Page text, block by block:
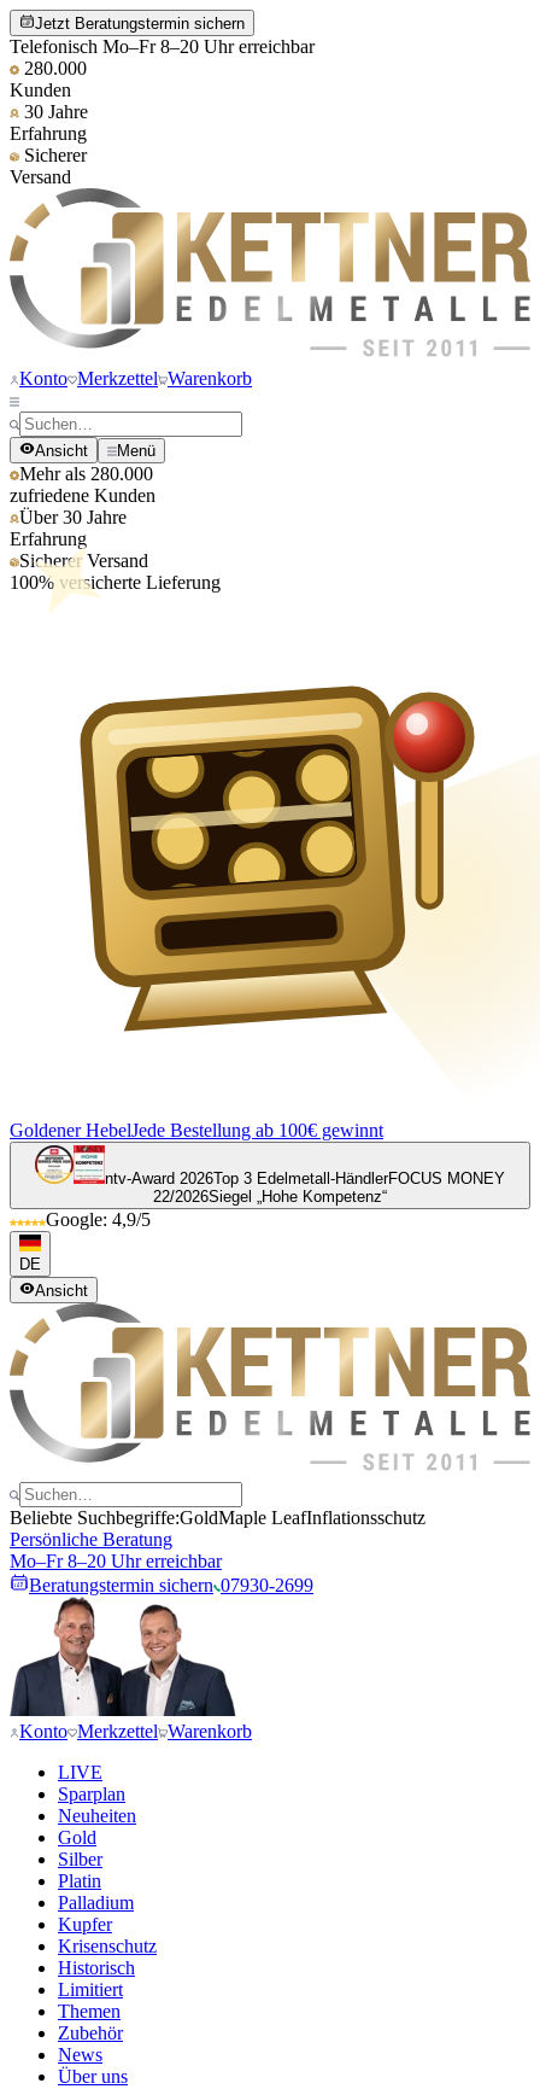
Jetzt Beratungstermin sichern
Telefonisch Mo–Fr 8–20 Uhr erreichbar
280.000
Kunden
30 Jahre
Erfahrung
Sicherer
Versand
Konto Merkzettel Warenkorb
Ansicht Menü
Mehr als 280.000
zufriedene Kunden
Über 30 Jahre
Erfahrung
Sicherer Versand
100% versicherte Lieferung
Goldener HebelJede Bestellung ab 100€ gewinnt
ntv-Award 2026Top 3 Edelmetall-HändlerFOCUS MONEY
22/2026Siegel „Hohe Kompetenz“
Google: 4,9/5
DE
Ansicht
Beliebte Suchbegriffe:GoldMaple LeafInflationsschutz
Persönliche Beratung
Mo–Fr 8–20 Uhr erreichbar
Beratungstermin sichern 07930-2699
Konto Merkzettel Warenkorb
LIVE
Sparplan
Neuheiten
Gold
Silber
Platin
Palladium
Kupfer
Krisenschutz
Historisch
Limitiert
Themen
Zubehör
News
Über uns